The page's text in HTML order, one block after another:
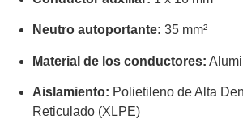
Neutro autoportante: 35 mm²
Material de los conductores:
Aislamiento: Polietileno de Alta
Reticulado (XLPE)